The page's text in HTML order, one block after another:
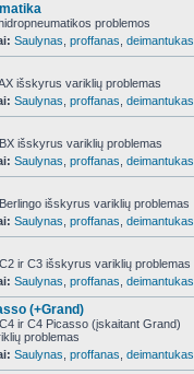
problemos
Saulynas proffanas deimantukas
išskyrus variklių problemas
Saulynas proffanas deimantukas
išskyrus variklių problemas
Saulynas proffanas deimantukas
išskyrus variklių problemas
Saulynas proffanas deimantukas
ir C3 išskyrus variklių problemas
Saulynas proffanas deimantukas
(+Grand)
ir C4 Picasso (įskaitant Grand)
problemas
Saulynas proffanas deimantukas